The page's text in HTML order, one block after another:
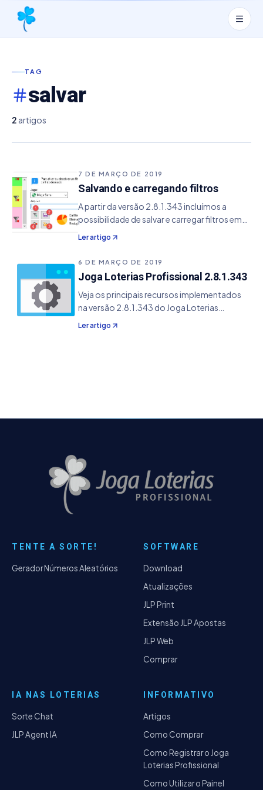
TAG
salvar
2 artigos
7 DE MARÇO DE 2019
Salvando e carregando filtros
A partir da versão 2.8.1.343 incluímos a
possibilidade de salvar e carregar filtros em
arquivos individuais. Antes os filtros criados
eram salvos juntamente com os arquivos no
formato JLP. Eles são ainda salvos dentro…
Ler artigo
6 DE MARÇO DE 2019
Joga Loterias Profissional 2.8.1.343
Veja os principais recursos implementados
na versão 2.8.1.343 do Joga Loterias
Profissional. - Implementado a possibilidade
de salvar e carregar filtros em arquivos.
Ler artigo
TENTE A SORTE!
Gerador Números Aleatórios
SOFTWARE
Download
Atualizações
JLP Print
Extensão JLP Apostas
JLP Web
Comprar
IA NAS LOTERIAS
Sorte Chat
JLP Agent IA
INFORMATIVO
Artigos
Como Comprar
Como Registrar o Joga
Loterias Profissional
Como Utilizar o Painel